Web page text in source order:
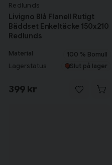
Redlunds
Livigno Blå Flanell Rutigt
Bäddset Enkeltäcke 150x210
Redlunds
Material 100 % Bomull
Lagerstatus Slut på lager
399 kr